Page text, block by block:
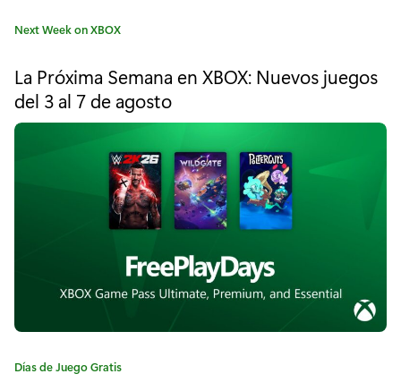
e
l
o
a
d
l
l
e
C
e
g
o
Next Week on XBOX
La Próxima Semana en XBOX: Nuevos juegos
del 3 al 7 de agosto
C
Días de Juego Gratis